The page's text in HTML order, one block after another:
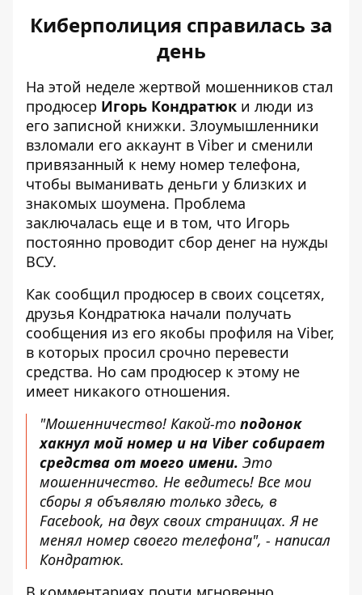
Киберполиция справилась за
день
На этой неделе жертвой мошенников стал
продюсер Игорь Кондратюк и люди из
его записной книжки. Злоумышленники
взломали его аккаунт в Viber и сменили
привязанный к нему номер телефона,
чтобы выманивать деньги у близких и
знакомых шоумена. Проблема
заключалась еще и в том, что Игорь
постоянно проводит сбор денег на нужды
ВСУ.
Как сообщил продюсер в своих соцсетях,
друзья Кондратюка начали получать
сообщения из его якобы профиля на Viber,
в которых просил срочно перевести
средства. Но сам продюсер к этому не
имеет никакого отношения.
"Мошенничество! Какой-то подонок
хакнул мой номер и на Viber собирает
средства от моего имени. Это
мошенничество. Не ведитесь! Все мои
сборы я объявляю только здесь, в
Facebook, на двух своих страницах. Я не
менял номер своего телефона", - написал
Кондратюк.